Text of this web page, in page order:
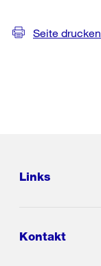
Seite drucken
Links
Kontakt